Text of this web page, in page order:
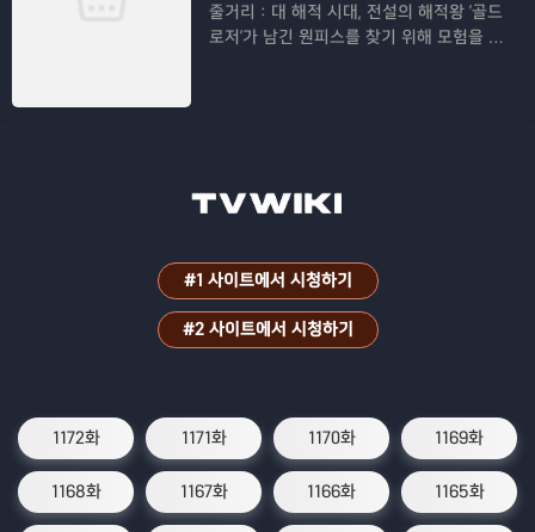
줄거리： 대 해적 시대, 전설의 해적왕 '골드
로저'가 남긴 원피스를 찾기 위해 모험을 떠
#1 사이트에서 시청하기
#2 사이트에서 시청하기
1172화 1171화 1170화 1169화
1168화 1167화 1166화 1165화